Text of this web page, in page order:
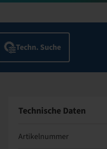
Technische Daten
Artikelnummer